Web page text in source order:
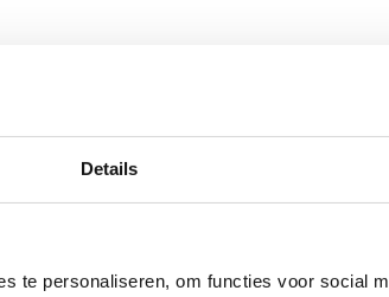
Details
te personaliseren, om functies voor social
, en